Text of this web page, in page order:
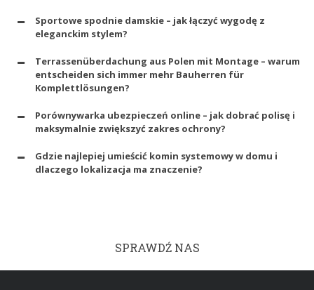
Sportowe spodnie damskie – jak łączyć wygodę z
eleganckim stylem?
Terrassenüberdachung aus Polen mit Montage – warum
entscheiden sich immer mehr Bauherren für
Komplettlösungen?
Porównywarka ubezpieczeń online – jak dobrać polisę i
maksymalnie zwiększyć zakres ochrony?
Gdzie najlepiej umieścić komin systemowy w domu i
dlaczego lokalizacja ma znaczenie?
SPRAWDŹ NAS